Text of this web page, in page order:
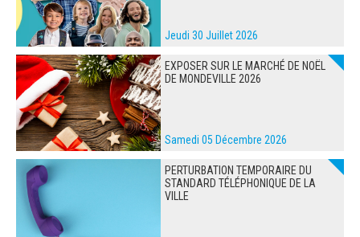
Jeudi 30 Juillet 2026
EXPOSER SUR LE MARCHÉ DE NOËL
DE MONDEVILLE 2026
Samedi 05 Décembre 2026
PERTURBATION TEMPORAIRE DU
STANDARD TÉLÉPHONIQUE DE LA
VILLE